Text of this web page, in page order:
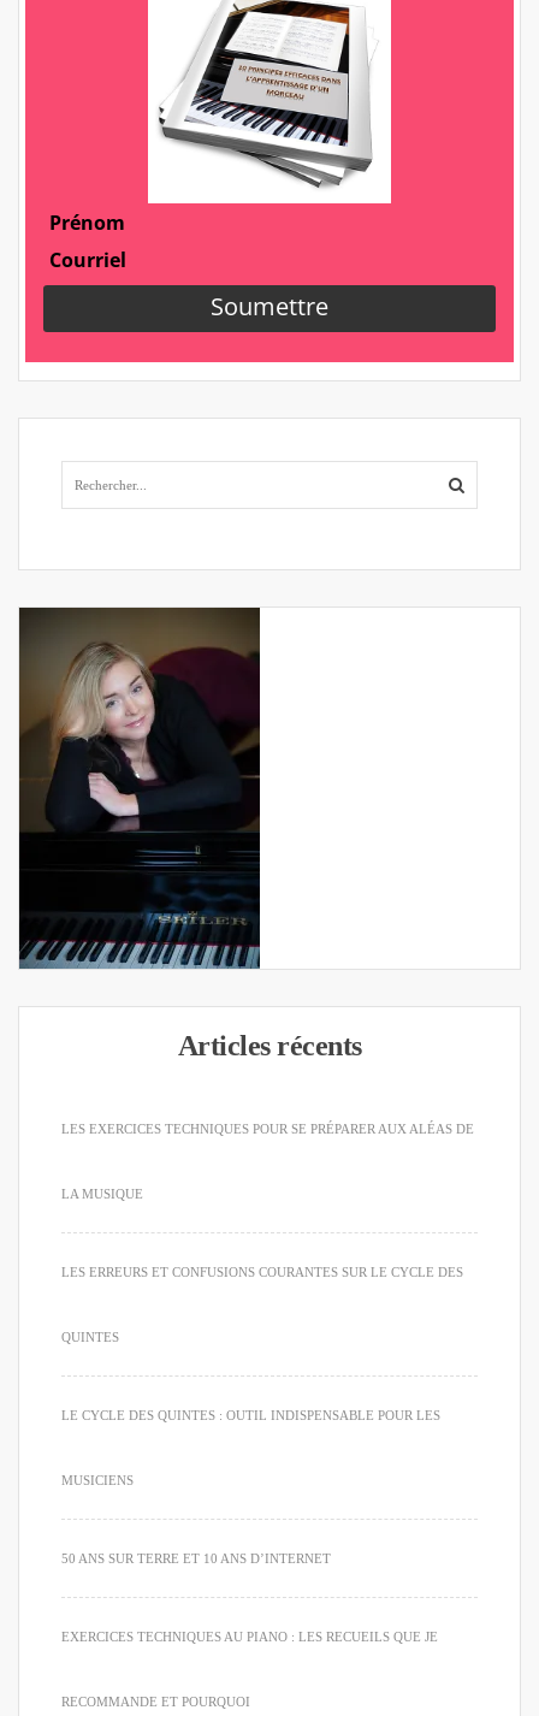
Articles récents
LES EXERCICES TECHNIQUES POUR SE PRÉPARER AUX ALÉAS DE
LA MUSIQUE
LES ERREURS ET CONFUSIONS COURANTES SUR LE CYCLE DES
QUINTES
LE CYCLE DES QUINTES : OUTIL INDISPENSABLE POUR LES
MUSICIENS
50 ANS SUR TERRE ET 10 ANS D’INTERNET
EXERCICES TECHNIQUES AU PIANO : LES RECUEILS QUE JE
RECOMMANDE ET POURQUOI